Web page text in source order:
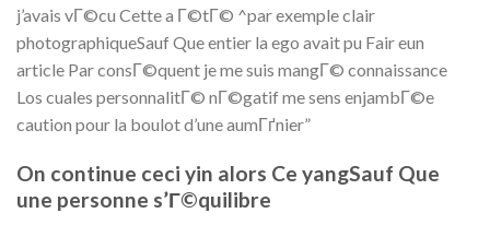
j’avais vГ©cu Cette a Г©tГ© ^par exemple clair
photographiqueSauf Que entier la ego avait pu Fair eun
article Par consГ©quent je me suis mangГ© connaissance
Los cuales personnalitГ© nГ©gatif me sens enjambГ©e
caution pour la boulot d’une aumГґnier”
On continue ceci yin alors Ce yangSauf Que
une personne s’Г©quilibre